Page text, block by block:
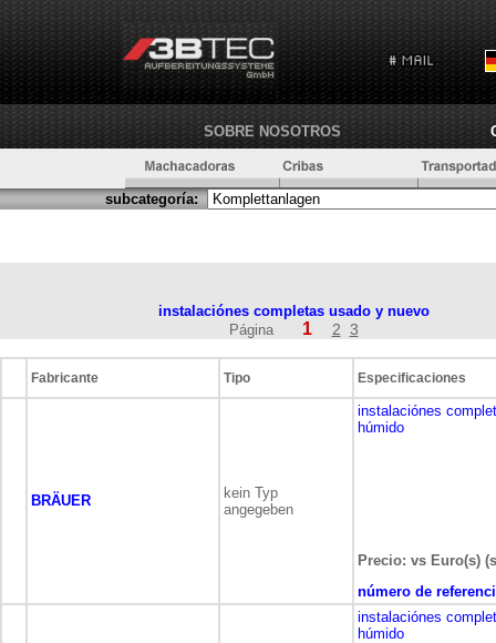
SOBRE NOSOTROS
subcategoría:
instalaciónes completas usado y nuevo
Página
1 2 3
Fabricante Tipo Especificaciones
BRÄUER
kein Typ
angegeben
instalaciónes
húmido
Precio: vs Euro(s)
número de
instalaciónes
húmido